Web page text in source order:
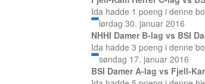
Ida hadde 1 poeng i denne
lørdag 30. januar 2016
NHHI Damer B-lag vs BSI
Ida hadde 3 poeng i denne
søndag 17. januar 2016
BSI Damer A-lag vs Fjell-